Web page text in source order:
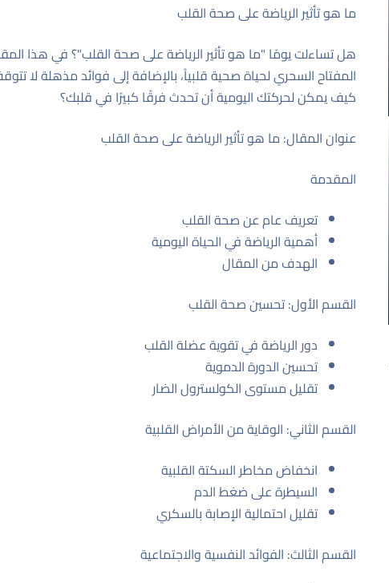
ما هو تأثير الرياضة على صحة القلب
هل تساءلت يومًا "ما هو تأثير الرياضة على صحة القلب"؟ في هذا
المفتاح السحري لحياة صحية قلبياً، بالإضافة إلى فوائد مذهلة
كيف يمكن لحركتك اليومية أن تحدث فرقًا كبيرًا في قلبك؟
عنوان المقال: ما هو تأثير الرياضة على صحة القلب
المقدمة
تعريف عام عن صحة القلب
أهمية الرياضة في الحياة اليومية
الهدف من المقال
القسم الأول: تحسين صحة القلب
دور الرياضة في تقوية عضلة القلب
تحسين الدورة الدموية
تقليل مستوى الكولسترول الضار
القسم الثاني: الوقاية من الأمراض القلبية
انخفاض مخاطر السكتة القلبية
السيطرة على ضغط الدم
تقليل احتمالية الإصابة بالسكري
القسم الثالث: الفوائد النفسية والاجتماعية